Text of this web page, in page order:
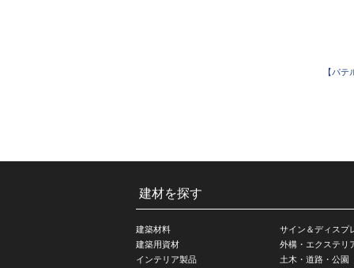
【パ
建材を探す
建築材料
建築用資材
インテリア製品
サイン＆ディスプ
外構・エクステリ
土木・道路・公園